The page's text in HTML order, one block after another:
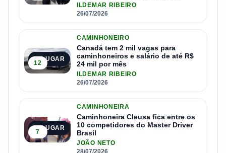
ILDEMAR RIBEIRO
26/07/2026
3º LUGAR
12
CAMINHONEIRO
Canadá tem 2 mil vagas para
caminhoneiros e salário de até R$
24 mil por mês
ILDEMAR RIBEIRO
26/07/2026
4º LUGAR
7
CAMINHONEIRA
Caminhoneira Cleusa fica entre os
10 competidores do Master Driver
Brasil
JOÃO NETO
28/07/2026